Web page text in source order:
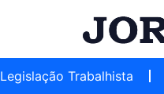
Legislação Trabalhista